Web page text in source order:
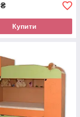
₴
Купити